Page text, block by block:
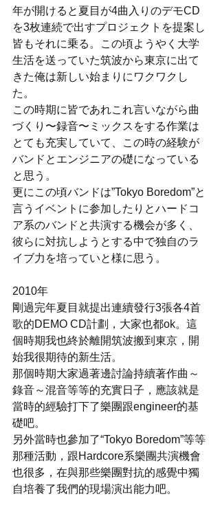
年が開けると夏目が4曲入りのデモCD
を3枚連続で出すプロジェクトを提案し
皆もそれに乗る。この頃ようやく大学
生活を送っていた筑波から東京に出て
きた俺は新しい始まりにワクワクし
た。
この時期に皆であれこれ言いながら曲
づくり〜録音〜ミックスをする作業は
とても充実していて、この時の経験が
バンドとエンジニアの礎になっている
と思う。
更にこの頃バンドは”Tokyo Boredom”と
言うイベントに参加したりとハードコ
ア系のバンドと共演する機会が多く、
彼らに対抗しようとする中で独自のラ
イブ力を培っていと様に思う。
2010年
剛過完年夏目就提出連續發行3張各4首
歌的DEMO CD計劃，大家也都ok。這
個時期我也終於離開筑波搬到東京，開
始我很期待的新生活。
那個時期大家過著邊討論持續著作曲～
錄音～混音等等的充實日子，應該就是
當時的經驗打下了樂團跟engineer的基
礎吧。
另外當時也參加了“Tokyo Boredom”等等
那種活動，跟Hardcore系樂團共演機會
也很多，在與那些樂團對抗的感覺中獨
自培養了我們的現場演出能力吧。